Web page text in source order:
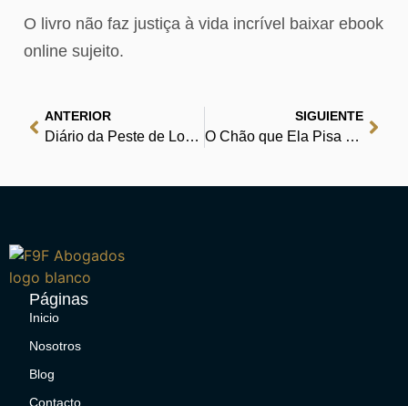
O livro não faz justiça à vida incrível baixar ebook
online sujeito.
ANTERIOR
Diário da Peste de Londres – Livros em PDF para Viajar
SIGUIENTE
O Chão que Ela Pisa – Leituras Grátis para Todos os Tempos
Páginas
Inicio
Nosotros
Blog
Contacto